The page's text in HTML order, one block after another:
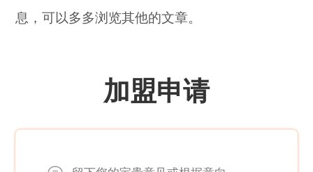
息，可以多多浏览其他的文章。
加盟申请